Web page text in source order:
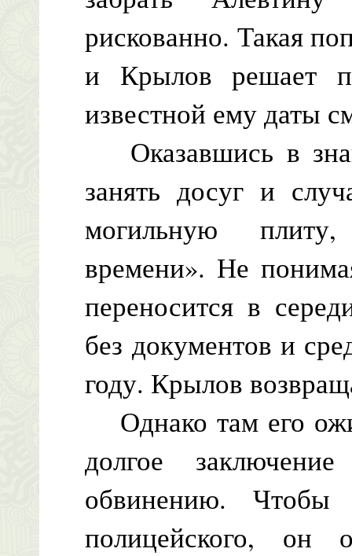
рискованно. Такая
и Крылов решает
известной ему даты
Оказавшись в
занять досуг и
могильную
времени». Не
переносится в
без документов и
году. Крылов
Однако там его
долгое
обвинению. Чтобы
полицейского, он